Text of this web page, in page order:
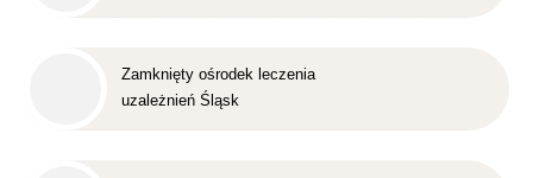
Zamknięty ośrodek leczenia
uzależnień Śląsk